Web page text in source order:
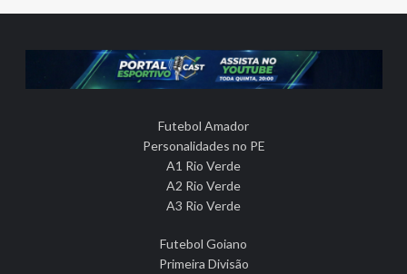
Futebol Amador
Personalidades no PE
A1 Rio Verde
A2 Rio Verde
A3 Rio Verde
Futebol Goiano
Primeira Divisão